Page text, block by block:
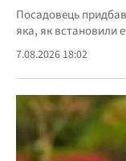
Посадовець
яка, як встановили
7.08.2026 18:02